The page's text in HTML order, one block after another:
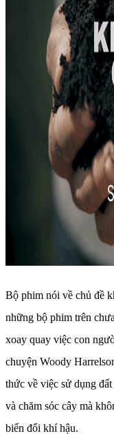
Bộ phim nói về chủ đề
những bộ phim trên
xoay quay việc con
chuyện Woody
thức về việc sử dụng
và chăm sóc cây mà
biến đổi khí hậu.